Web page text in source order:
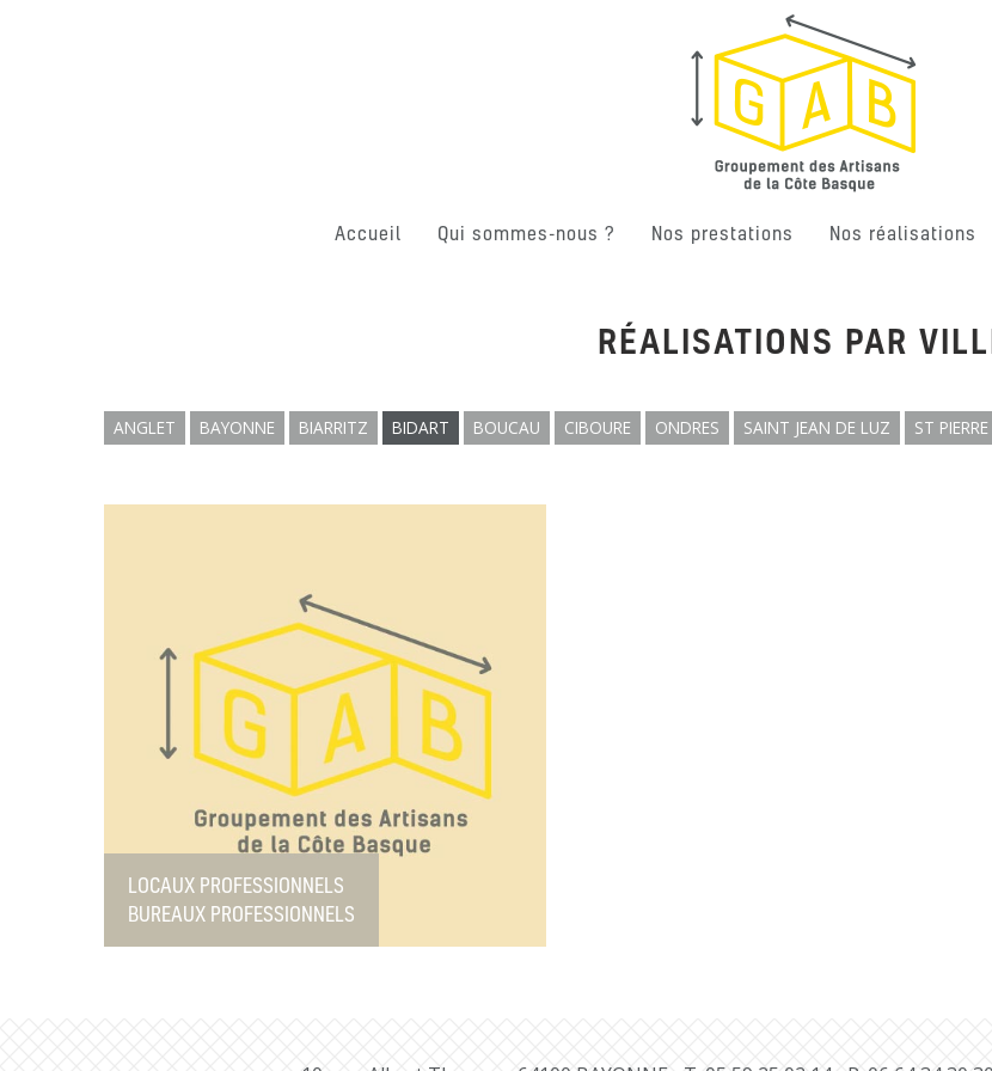
Accueil Qui sommes-nous ? Nos prestations Nos réalisations
RÉALISATIONS PAR
ANGLET BAYONNE BIARRITZ BIDART BOUCAU CIBOURE ONDRES SAINT JEAN DE LUZ ST
LOCAUX PROFESSIONNELS
BUREAUX PROFESSIONNELS